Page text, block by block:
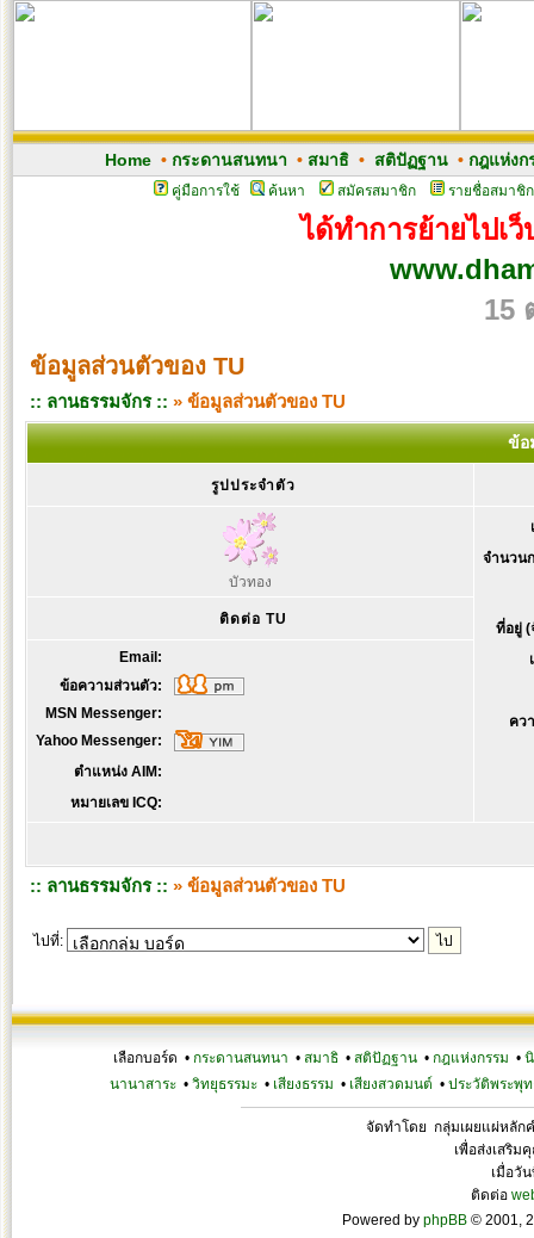
Home• กระดานสนทนา • สมาธิ• สติปัฏฐาน• กฎแห่งก
คู่มือการใช้ ค้นหา สมัครสมาชิก รายชื่อสมาชิก
ได้ทำการย้ายไปเ
15
ข้อมูลส่วนตัวของ TU
:: ลานธรรมจักร :: » ข้อมูลส่วนตัวของ TU
ข้อ
รูปประจำตัว
บัวทอง
จำนวน
ที่อยู่ (
คว
ติดต่อ TU
Email:
ข้อความส่วนตัว:
MSN Messenger:
Yahoo Messenger:
ตำแหน่ง AIM:
หมายเลข ICQ:
:: ลานธรรมจักร :: » ข้อมูลส่วนตัวของ TU
ไปที่:
เลือกบอร์ด • กระดานสนทนา • สมาธิ • สติปัฏฐาน • กฎแห่งกรรม •
นานาสาระ• วิทยุธรรมะ• เสียงธรรม • เสียงสวดมนต์ • ประวัติพระพุท
จัดทำโดย กลุ่มเผยแผ่หลัก
เพื่อส่งเสริม
เมื่อวั
ติดต่อ
Powered by phpBB © 2001,